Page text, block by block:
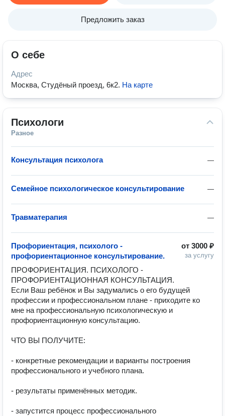
Предложить заказ
О себе
Адрес
Москва, Студёный проезд, 6к2. На карте
Психологи
Разное
—
Консультация психолога
—
Семейное психологическое консультирование
—
Травматерапия
от 3000 ₽
за услугу
Профориентация, психолого -
профориентационное консультирование.
ПРОФОРИЕНТАЦИЯ. ПСИХОЛОГО -
ПРОФОРИЕНТАЦИОННАЯ​ КОНСУЛЬТАЦИЯ.
Если Ваш ребёнок и Вы задумались о его будущей
профессии и профессиональном плане -​ приходите ко
мне на профессиональную психологическую и
профориентационную консультацию.
ЧТО ВЫ ПОЛУЧИТЕ:
- конкретные рекомендации и варианты построения
профессионального и учебного плана.
- результаты применённых методик.
- запустится процесс профессионального